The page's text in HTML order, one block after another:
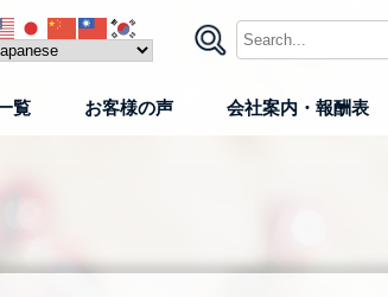
覧 お客様の声 会社案内・報酬表